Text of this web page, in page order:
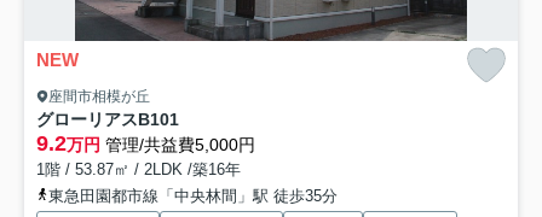
NEW
座間市相模が丘
グローリアスB101
9.2万円 管理/共益費5,000円
1階 / 53.87㎡ / 2LDK /築16年
東急田園都市線「中央林間」駅 徒歩35分